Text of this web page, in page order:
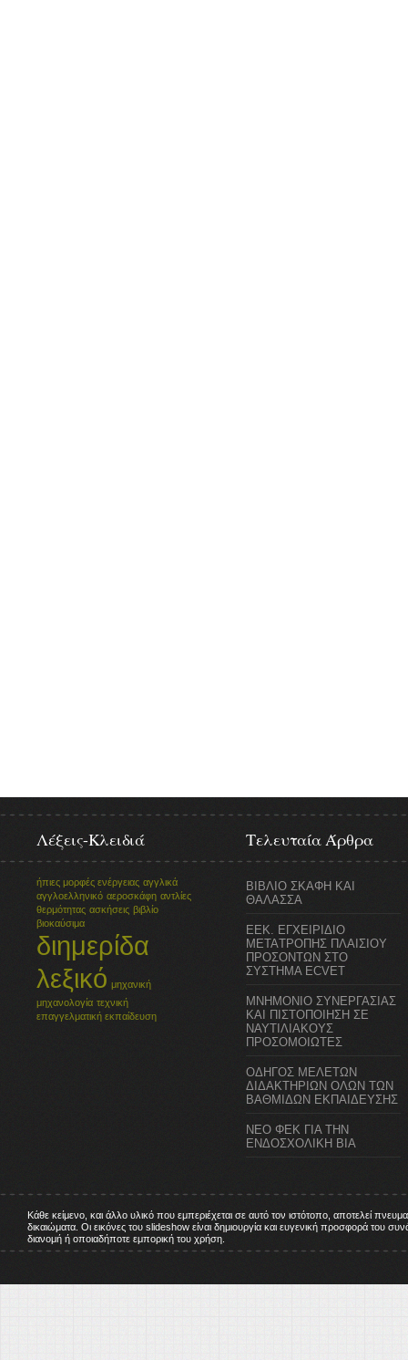
Λέξεις-Κλειδιά
ήπιες μορφές ενέργειας αγγλικά
αγγλοελληνικό αεροσκάφη αντλίες
θερμότητας ασκήσεις βιβλίο
βιοκαύσιμα
διημερίδα
λεξικό μηχανική
μηχανολογία τεχνική
επαγγελματική εκπαίδευση
Τελευταία Άρθρα
ΒΙΒΛΙΟ ΣΚΑΦΗ ΚΑΙ
ΘΑΛΑΣΣΑ
ΕΕΚ. ΕΓΧΕΙΡΙΔΙΟ
ΜΕΤΑTΡΟΠΗΣ ΠΛΑΙΣΙΟΥ
ΠΡΟΣΟΝΤΩΝ ΣΤΟ
ΣΥΣΤΗΜΑ ECVET
ΜΝΗΜΟΝΙΟ ΣΥΝΕΡΓΑΣΙΑΣ
ΚΑΙ ΠΙΣΤΟΠΟΙΗΣΗ ΣΕ
ΝΑΥΤΙΛΙΑΚΟΥΣ
ΠΡΟΣΟΜΟΙΩΤΕΣ
ΟΔΗΓΟΣ ΜΕΛΕΤΩΝ
ΔΙΔΑΚΤΗΡΙΩΝ ΟΛΩΝ ΤΩΝ
ΒΑΘΜΙΔΩΝ ΕΚΠΑΙΔΕΥΣΗΣ
ΝΕΟ ΦΕΚ ΓΙΑ ΤΗΝ
ΕΝΔΟΣΧΟΛΙΚΗ ΒΙΑ
Κάθε κείμενο, και άλλο υλικό που εμπεριέχεται σε αυτό τον ιστότοπο, αποτελεί
δικαιώματα. Οι εικόνες του slideshow είναι δημιουργία και ευγενική προσφορά
διανομή ή οποιαδήποτε εμπορική του χρήση.